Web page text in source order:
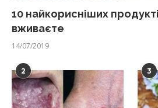
10 найкорисніших
вживаєте
14/07/2019
2 3